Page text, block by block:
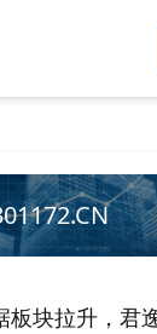
板块拉升，君